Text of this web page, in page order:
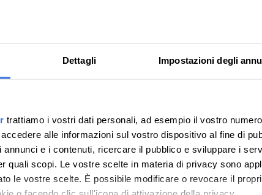
Dettagli Impostazioni degli
trattiamo i vostri dati personali, ad esempio il vostro
alle informazioni sul vostro dispositivo al fine di
annunci e i contenuti, ricercare il pubblico e sviluppare i
quali scopi. Le vostre scelte in materia di privacy sono
le vostre scelte. È possibile modificare o revocare il
Nessun risultato di ricerca
Prova a modificare o rimuovere alcuni filtri
a cambiare l'area di ricerca.